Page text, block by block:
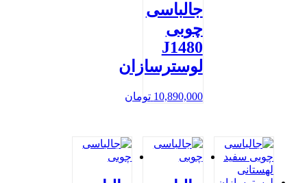
جالباسی
چوبی
J1480
لوسترسازان
10,890,000 تومان